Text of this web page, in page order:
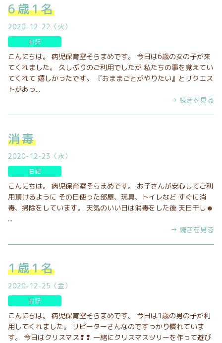
6歳1名
2020-12-22（火）
日記
こんにちは。 病児保育室そらまめです。 今日は6歳の女の子が来
てくれました。 久しぶりのご利用でしたが 私たちの事を覚えてい
てくれて 嬉しかったです。 『おままごとがやりたい』とリクエス
トがあっ...
→ 続きを見る
消毒
2020-12-23（水）
日記
こんにちは。 病児保育室そらまめです。 お子さんが安心してご利
用頂けるように その日使った部屋、玩具、トイレなど すぐに消
毒、掃除をしています。 天気のいい日は消毒をした後 天日干し☻
...
→ 続きを見る
1歳1名
2020-12-25（金）
日記
こんにちは。 病児保育室そらまめです。 今日は1歳の男の子が利
用してくれました。 リピーターさんなのですっかり慣れていま
す。 今日はクリスマス❢❢ 一緒にクリスマスツリーを作って遊び